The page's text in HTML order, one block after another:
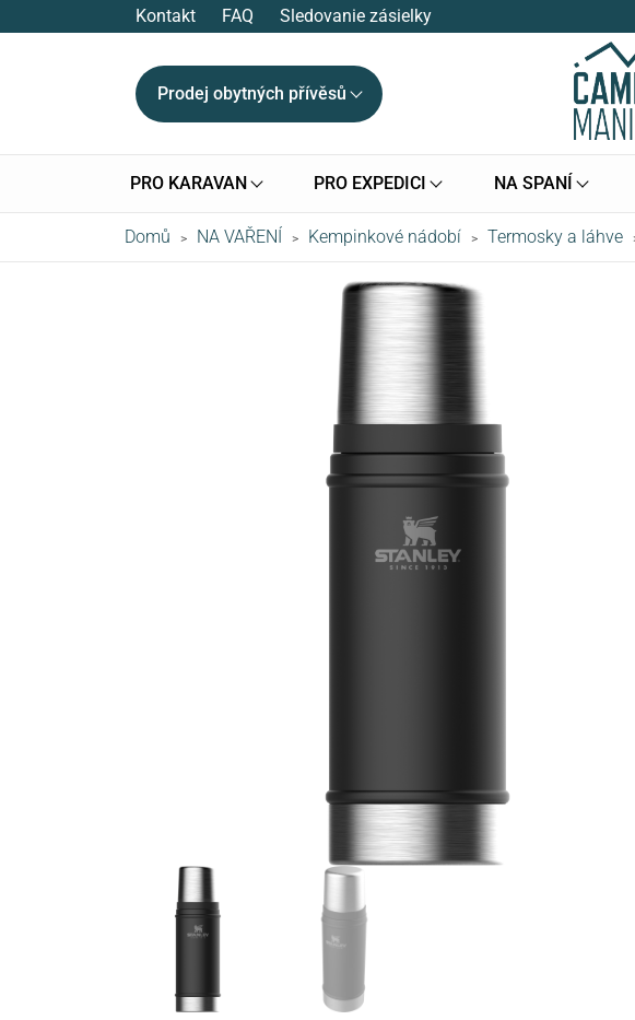
Kontakt FAQ Sledovanie zásielky
Prodej obytných přívěsů
PRO KARAVAN PRO EXPEDICI NA SPANÍ
Domů > NA VAŘENÍ > Kempinkové nádobí > Termosky a láhve